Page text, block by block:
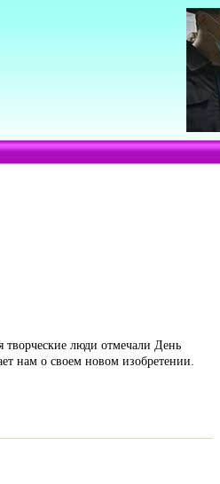
люди отмечали День
нам о своем новом изобретении.